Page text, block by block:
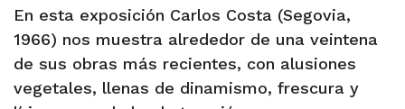
En esta exposición Carlos Costa (Segovia,
1966) nos muestra alrededor de una veintena
de sus obras más recientes, con alusiones
vegetales, llenas de dinamismo, frescura y